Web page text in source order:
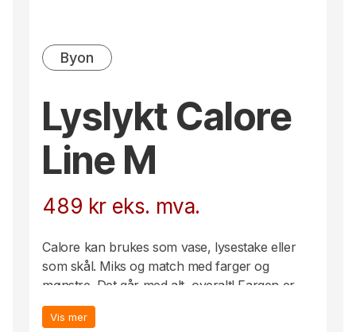
Byon
Lyslykt Calore
Line M
489 kr eks. mva.
Calore kan brukes som vase, lysestake eller
som skål. Miks og match med farger og
mønstre. Det går med alt, overalt! Fargen er
tåkete rosa med tynne skrå striper. Pakket i en
fin Byon-boks.
Vis mer